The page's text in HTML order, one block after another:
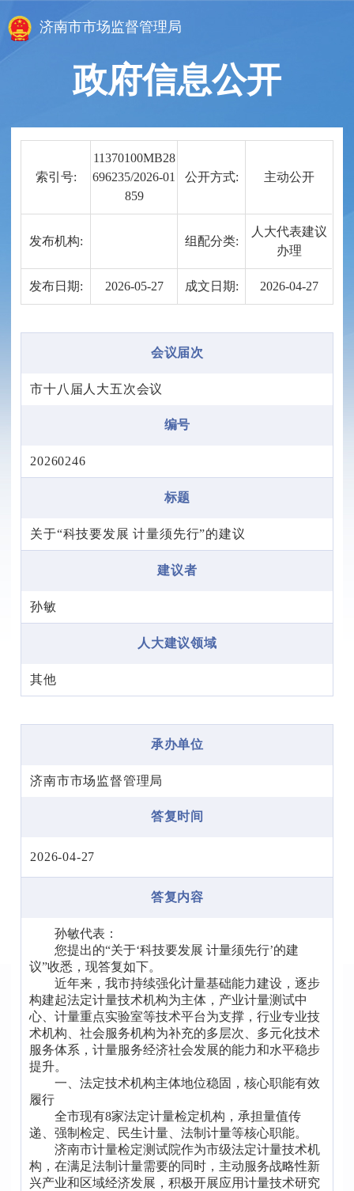
济南市市场监督管理局
政府信息公开
索引号:
11370100MB28
696235/2026-01
859
公开方式: 主动公开
发布机构: 组配分类:
人大代表建议
办理
发布日期: 2026-05-27 成文日期: 2026-04-27
会议届次
市十八届人大五次会议
编号
20260246
标题
关于“科技要发展 计量须先行”的建议
建议者
孙敏
人大建议领域
其他
承办单位
济南市市场监督管理局
答复时间
2026-04-27
答复内容
孙敏代表：
您提出的“关于‘科技要发展 计量须先行’的建
议”收悉，现答复如下。
近年来，我市持续强化计量基础能力建设，逐步
构建起法定计量技术机构为主体，产业计量测试中
心、计量重点实验室等技术平台为支撑，行业专业技
术机构、社会服务机构为补充的多层次、多元化技术
服务体系，计量服务经济社会发展的能力和水平稳步
提升。
一、法定技术机构主体地位稳固，核心职能有效
履行
全市现有8家法定计量检定机构，承担量值传
递、强制检定、民生计量、法制计量等核心职能。
济南市计量检定测试院作为市级法定计量技术机
构，在满足法制计量需要的同时，主动服务战略性新
兴产业和区域经济发展，积极开展应用计量技术研究